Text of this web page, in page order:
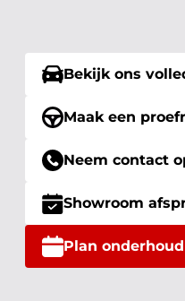
Bekijk ons
Maak een
Neem contact
Showroom
Plan onderhoud